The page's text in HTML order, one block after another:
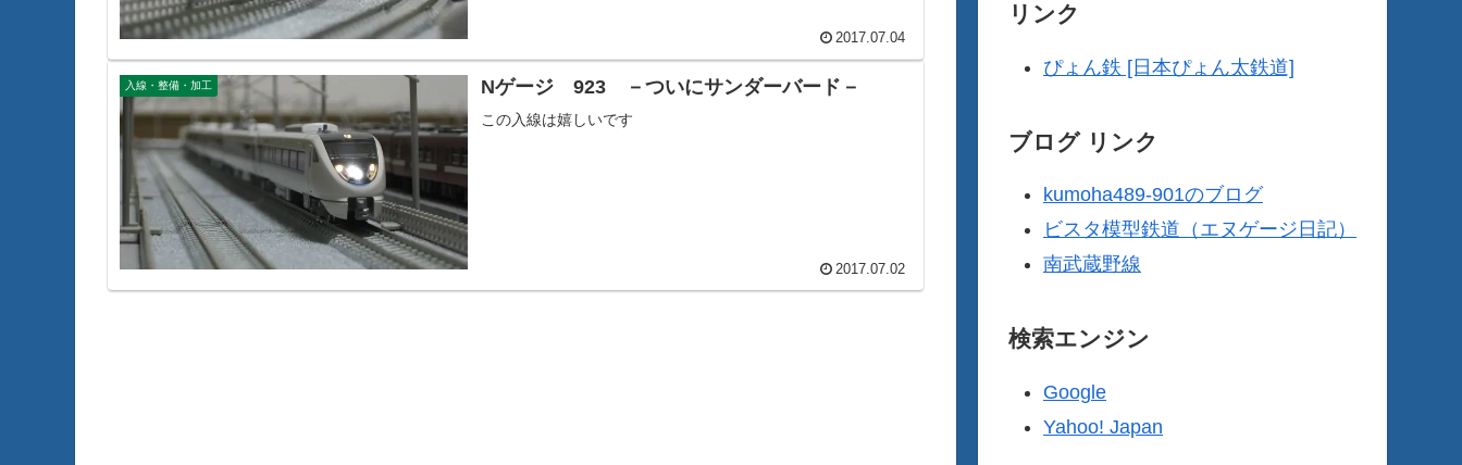
2017.07.04
入線・整備・加工 Nゲージ 923 －ついにサンダーバード－
この入線は嬉しいです
2017.07.02
リンク
ぴょん鉄 [日本ぴょん太鉄道]
ブログ リンク
kumoha489-901のブログ
ビスタ模型鉄道（エヌゲージ日記）
南武蔵野線
検索エンジン
Google
Yahoo! Japan